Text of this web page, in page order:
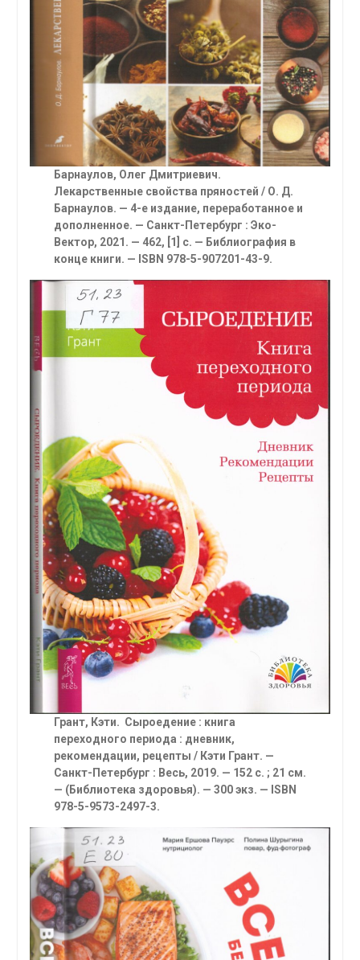
Барнаулов, Олег Дмитриевич.
Лекарственные свойства пряностей / О. Д.
Барнаулов. — 4-е издание, переработанное и
дополненное. — Санкт-Петербург : Эко-
Вектор, 2021. — 462, [1] с. — Библиография в
конце книги. — ISBN 978-5-907201-43-9.
Грант, Кэти. Сыроедение : книга
переходного периода : дневник,
рекомендации, рецепты / Кэти Грант. —
Санкт-Петербург : Весь, 2019. — 152 с. ; 21 см.
— (Библиотека здоровья). — 300 экз. — ISBN
978-5-9573-2497-3.